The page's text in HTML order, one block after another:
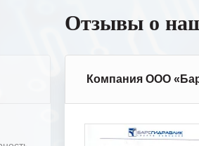
Отзывы о
Компания ООО